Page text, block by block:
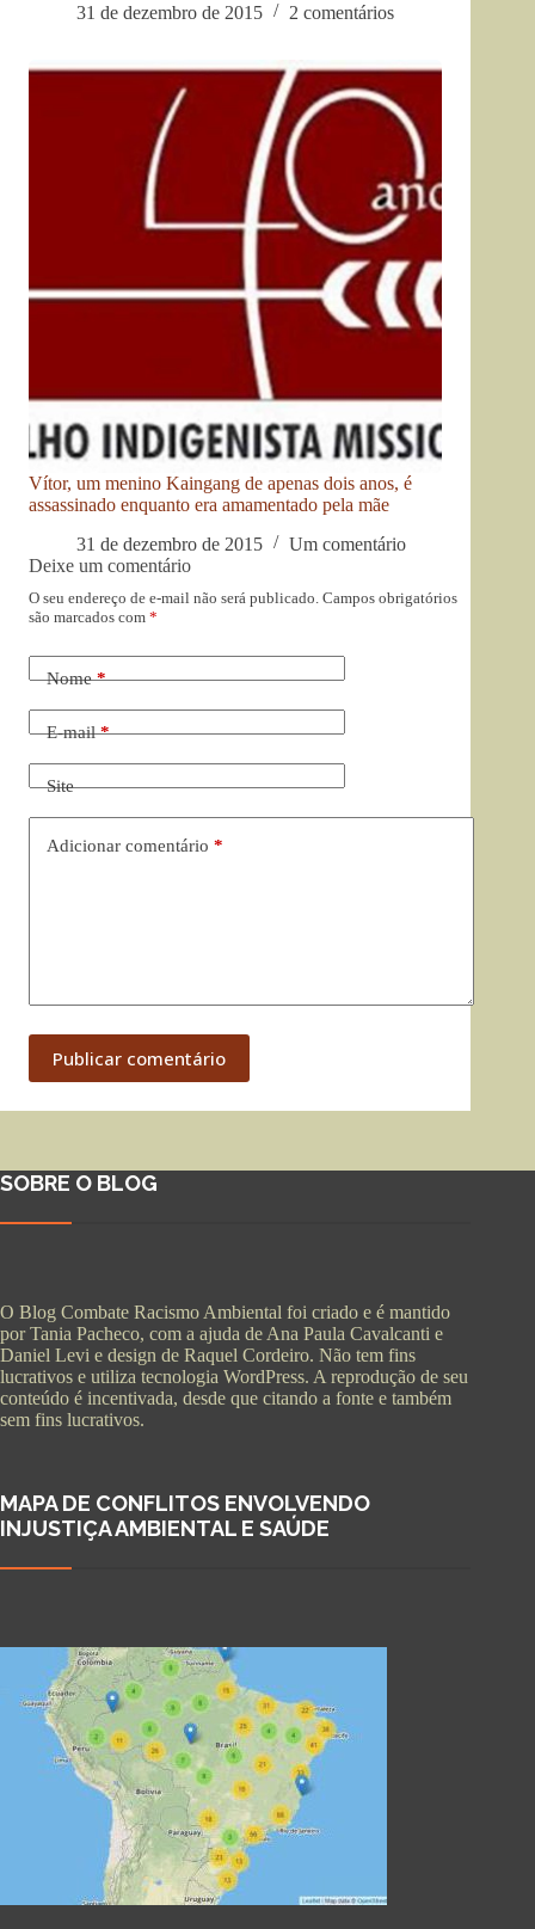
31 de dezembro de 2015
2 comentários
Vítor, um menino Kaingang de apenas dois anos, é
assassinado enquanto era amamentado pela mãe
31 de dezembro de 2015
Um comentário
Deixe um comentário
O seu endereço de e-mail não será publicado. Campos obrigatórios
são marcados com *
Nome*
E-mail*
Site
Adicionar comentário *
Publicar comentário
SOBRE O BLOG
O Blog Combate Racismo Ambiental foi criado e é mantido
por Tania Pacheco, com a ajuda de Ana Paula Cavalcanti e
Daniel Levi e design de Raquel Cordeiro. Não tem fins
lucrativos e utiliza tecnologia WordPress. A reprodução de seu
conteúdo é incentivada, desde que citando a fonte e também
sem fins lucrativos.
MAPA DE CONFLITOS ENVOLVENDO
INJUSTIÇA AMBIENTAL E SAÚDE